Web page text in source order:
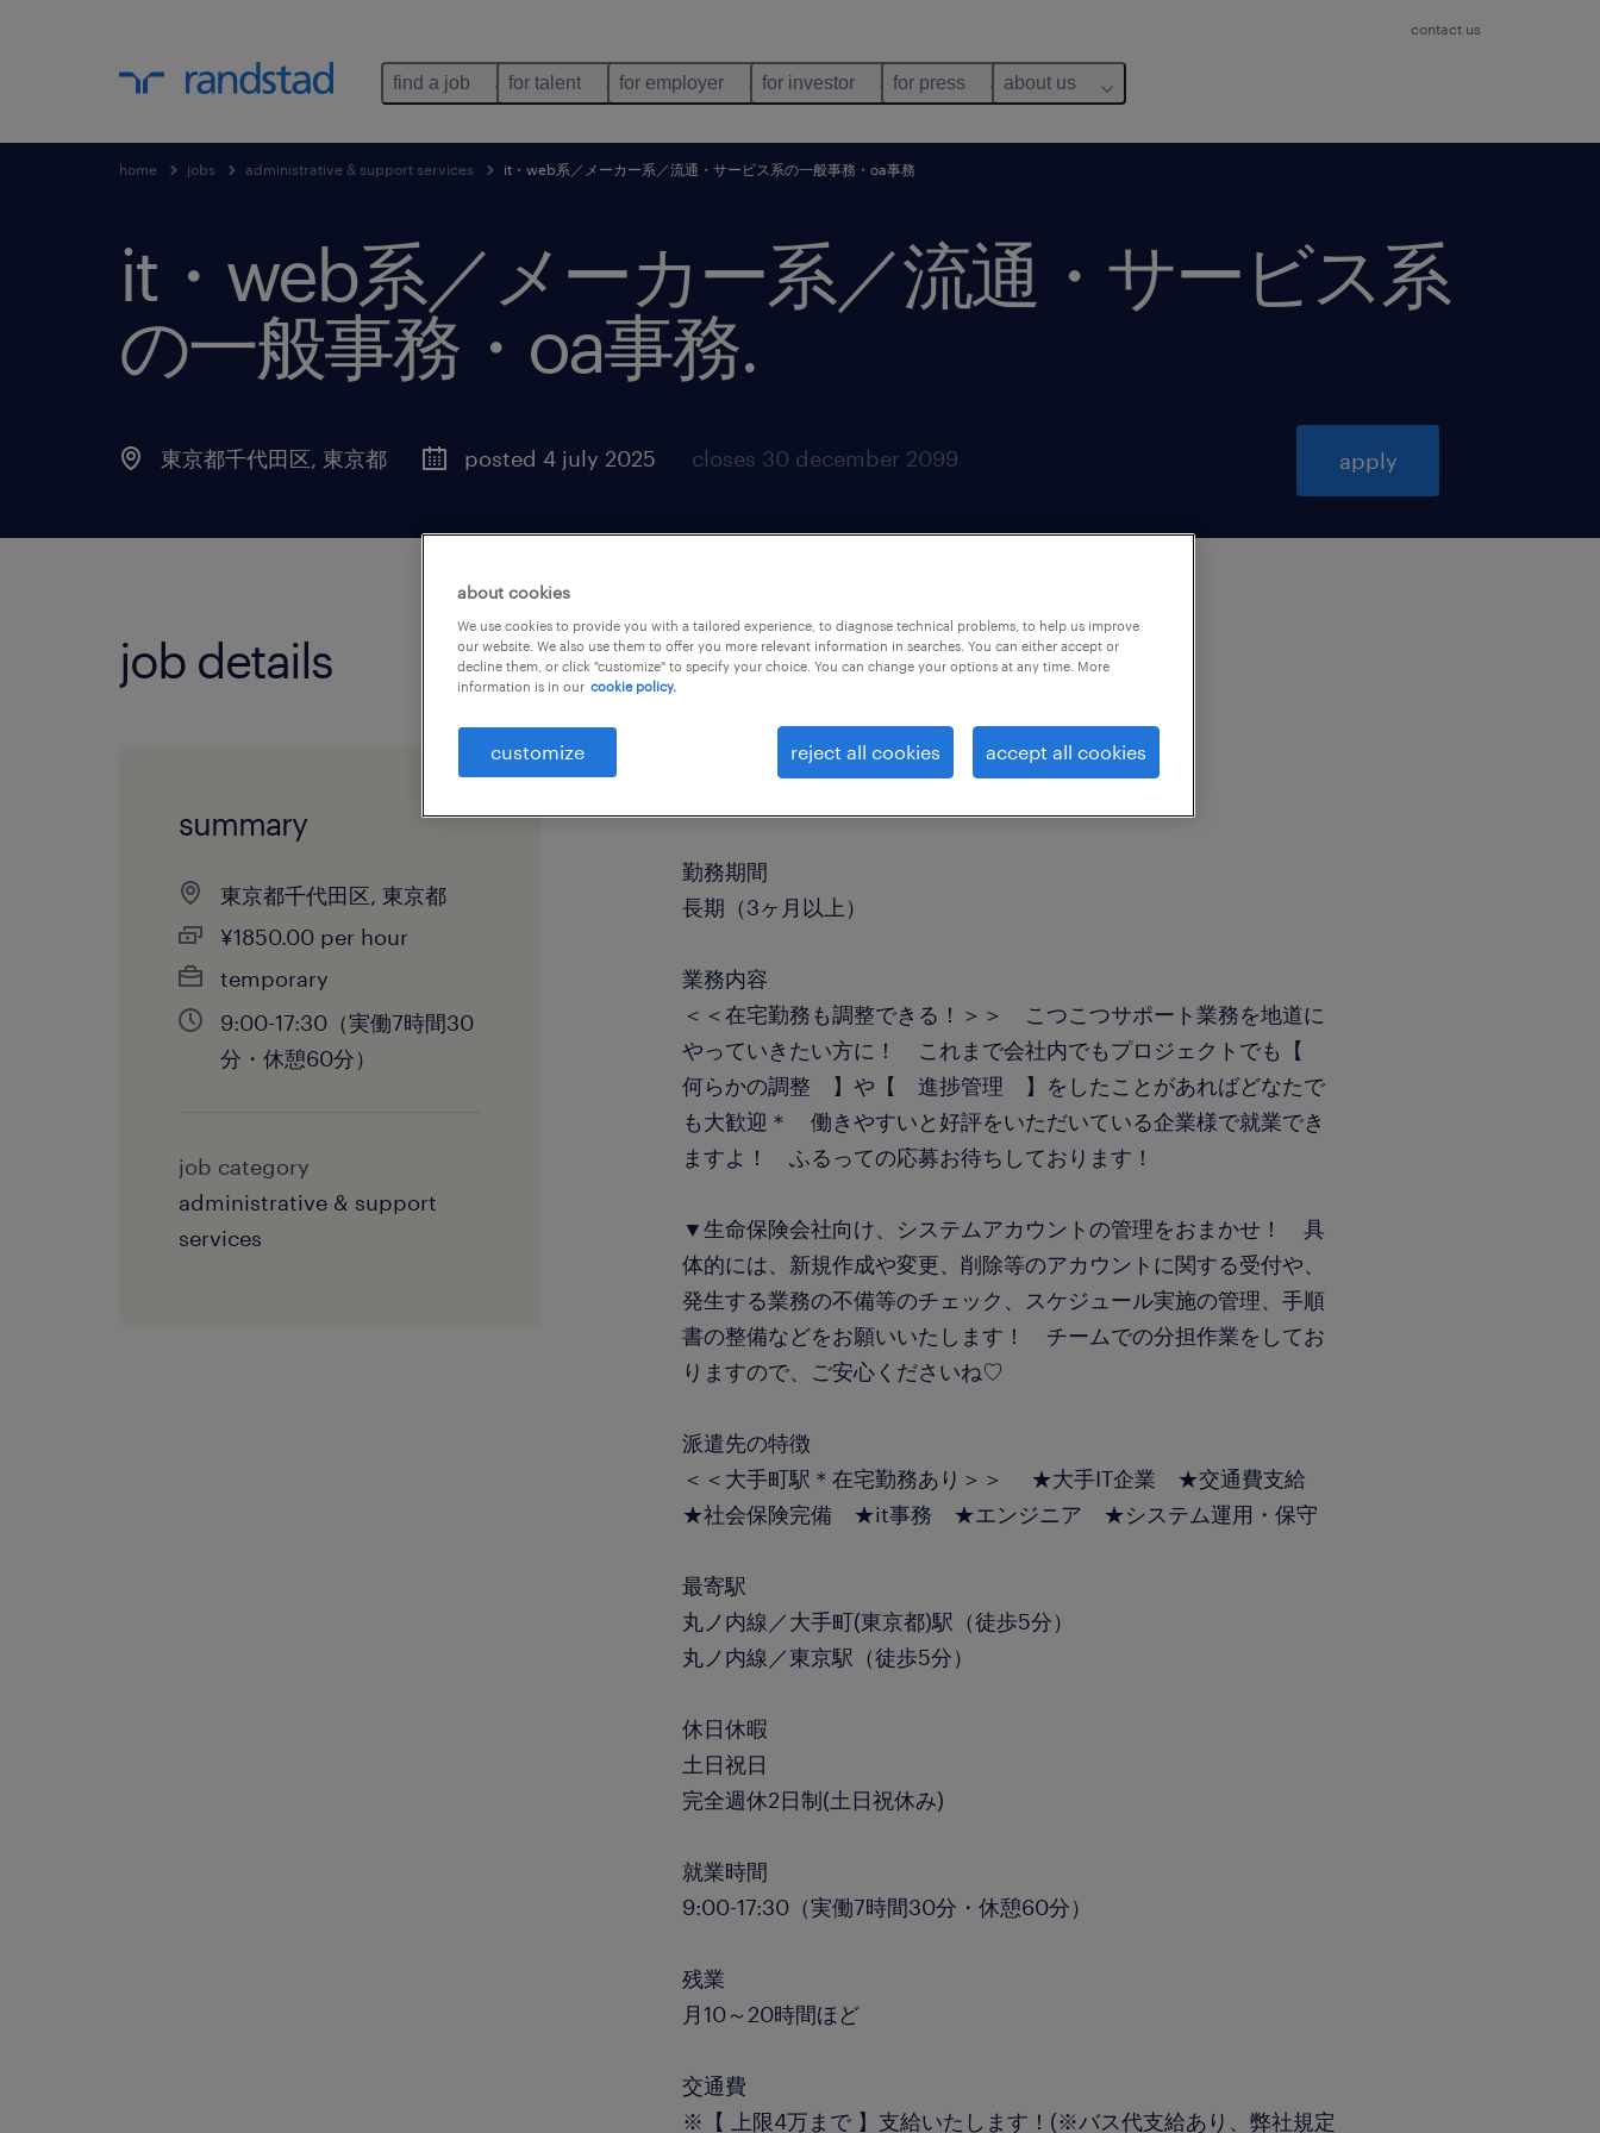
contact us
find a job for talent for employer for investor for press about us
home jobs administrative & support services it・web系／メーカー系／流通・サービス系の一般事務・oa事務
it・web系／メーカー系／流通・サービス系
の一般事務・oa事務.
東京都千代田区, 東京都 posted 4 july 2025 closes 30 december 2099 apply
job details
summary
東京都千代田区, 東京都
¥1850.00 per hour
temporary
9:00-17:30（実働7時間30
分・休憩60分）
job category
administrative & support
services
勤務期間
長期（3ヶ月以上）
業務内容
＜＜在宅勤務も調整できる！＞＞ こつこつサポート業務を地道に
やっていきたい方に！ これまで会社内でもプロジェクトでも【
何らかの調整 】や【 進捗管理 】をしたことがあればどなたで
も大歓迎＊ 働きやすいと好評をいただいている企業様で就業でき
ますよ！ ふるっての応募お待ちしております！
▼生命保険会社向け、システムアカウントの管理をおまかせ！ 具
体的には、新規作成や変更、削除等のアカウントに関する受付や、
発生する業務の不備等のチェック、スケジュール実施の管理、手順
書の整備などをお願いいたします！ チームでの分担作業をしてお
りますので、ご安心くださいね♡
派遣先の特徴
＜＜大手町駅＊在宅勤務あり＞＞ ★大手IT企業 ★交通費支給
★社会保険完備 ★it事務 ★エンジニア ★システム運用・保守
最寄駅
丸ノ内線／大手町(東京都)駅（徒歩5分）
丸ノ内線／東京駅（徒歩5分）
休日休暇
土日祝日
完全週休2日制(土日祝休み)
就業時間
9:00-17:30（実働7時間30分・休憩60分）
残業
月10～20時間ほど
交通費
※【 上限4万まで 】支給いたします！(※バス代支給あり、弊社規定
about cookies
We use cookies to provide you with a tailored experience, to diagnose technical problems, to help us improve
our website. We also use them to offer you more relevant information in searches. You can either accept or
decline them, or click "customize" to specify your choice. You can change your options at any time. More
information is in our cookie policy.
customize reject all cookies accept all cookies